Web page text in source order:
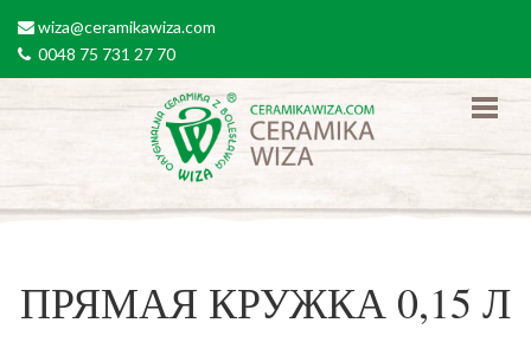
email
wiza@ceramikawiza.com
tel0048 75 731 27 70
ПРЯМАЯ КРУЖКА 0,15 Л